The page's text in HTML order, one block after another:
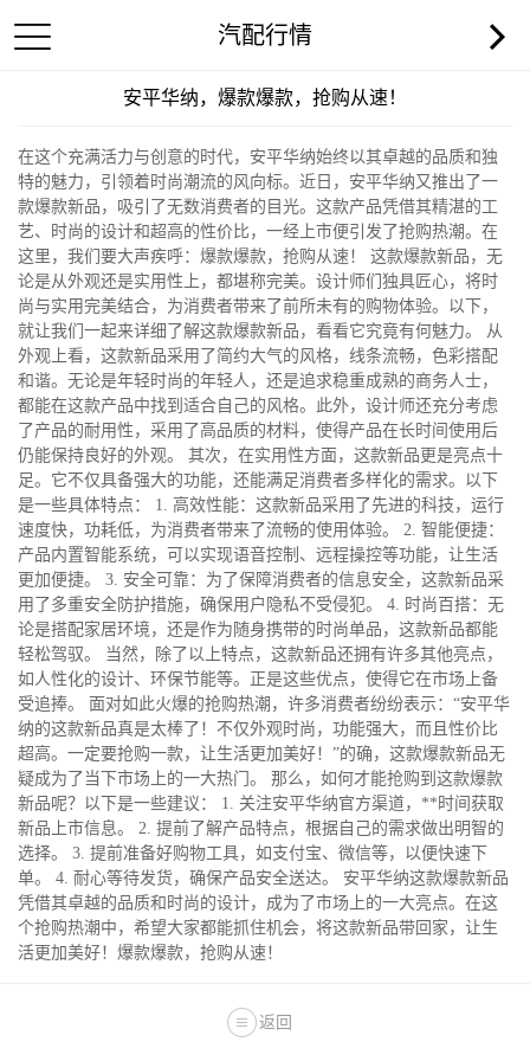
汽配行情
安平华纳，爆款爆款，抢购从速！
在这个充满活力与创意的时代，安平华纳始终以其卓越的品质和独
特的魅力，引领着时尚潮流的风向标。近日，安平华纳又推出了一
款爆款新品，吸引了无数消费者的目光。这款产品凭借其精湛的工
艺、时尚的设计和超高的性价比，一经上市便引发了抢购热潮。在
这里，我们要大声疾呼：爆款爆款，抢购从速！ 这款爆款新品，无
论是从外观还是实用性上，都堪称完美。设计师们独具匠心，将时
尚与实用完美结合，为消费者带来了前所未有的购物体验。以下，
就让我们一起来详细了解这款爆款新品，看看它究竟有何魅力。 从
外观上看，这款新品采用了简约大气的风格，线条流畅，色彩搭配
和谐。无论是年轻时尚的年轻人，还是追求稳重成熟的商务人士，
都能在这款产品中找到适合自己的风格。此外，设计师还充分考虑
了产品的耐用性，采用了高品质的材料，使得产品在长时间使用后
仍能保持良好的外观。 其次，在实用性方面，这款新品更是亮点十
足。它不仅具备强大的功能，还能满足消费者多样化的需求。以下
是一些具体特点： 1. 高效性能：这款新品采用了先进的科技，运行
速度快，功耗低，为消费者带来了流畅的使用体验。 2. 智能便捷：
产品内置智能系统，可以实现语音控制、远程操控等功能，让生活
更加便捷。 3. 安全可靠：为了保障消费者的信息安全，这款新品采
用了多重安全防护措施，确保用户隐私不受侵犯。 4. 时尚百搭：无
论是搭配家居环境，还是作为随身携带的时尚单品，这款新品都能
轻松驾驭。 当然，除了以上特点，这款新品还拥有许多其他亮点，
如人性化的设计、环保节能等。正是这些优点，使得它在市场上备
受追捧。 面对如此火爆的抢购热潮，许多消费者纷纷表示：“安平华
纳的这款新品真是太棒了！不仅外观时尚，功能强大，而且性价比
超高。一定要抢购一款，让生活更加美好！”的确，这款爆款新品无
疑成为了当下市场上的一大热门。 那么，如何才能抢购到这款爆款
新品呢？以下是一些建议： 1. 关注安平华纳官方渠道，**时间获取
新品上市信息。 2. 提前了解产品特点，根据自己的需求做出明智的
选择。 3. 提前准备好购物工具，如支付宝、微信等，以便快速下
单。 4. 耐心等待发货，确保产品安全送达。 安平华纳这款爆款新品
凭借其卓越的品质和时尚的设计，成为了市场上的一大亮点。在这
个抢购热潮中，希望大家都能抓住机会，将这款新品带回家，让生
活更加美好！爆款爆款，抢购从速！
返回